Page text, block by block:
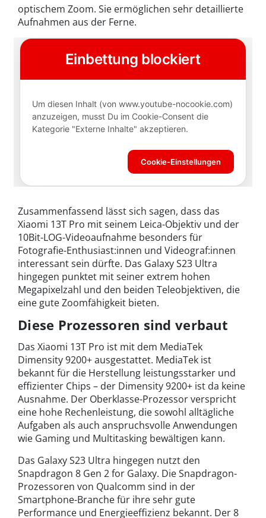
optischem Zoom. Sie ermöglichen sehr detaillierte
Aufnahmen aus der Ferne.
Zusammenfassend lässt sich sagen, dass das
Xiaomi 13T Pro mit seinem Leica-Objektiv und der
10Bit-LOG-Videoaufnahme besonders für
Fotografie-Enthusiast:innen und Videograf:innen
interessant sein dürfte. Das Galaxy S23 Ultra
hingegen punktet mit seiner extrem hohen
Megapixelzahl und den beiden Teleobjektiven, die
eine gute Zoomfähigkeit bieten.
Diese Prozessoren sind verbaut
Das Xiaomi 13T Pro ist mit dem MediaTek
Dimensity 9200+ ausgestattet. MediaTek ist
bekannt für die Herstellung leistungsstarker und
effizienter Chips – der Dimensity 9200+ ist da keine
Ausnahme. Der Oberklasse-Prozessor verspricht
eine hohe Rechenleistung, die sowohl alltägliche
Aufgaben als auch anspruchsvolle Anwendungen
wie Gaming und Multitasking bewältigen kann.
Das Galaxy S23 Ultra hingegen nutzt den
Snapdragon 8 Gen 2 for Galaxy. Die Snapdragon-
Prozessoren von Qualcomm sind in der
Smartphone-Branche für ihre sehr gute
Performance und Energieeffizienz bekannt. Der 8